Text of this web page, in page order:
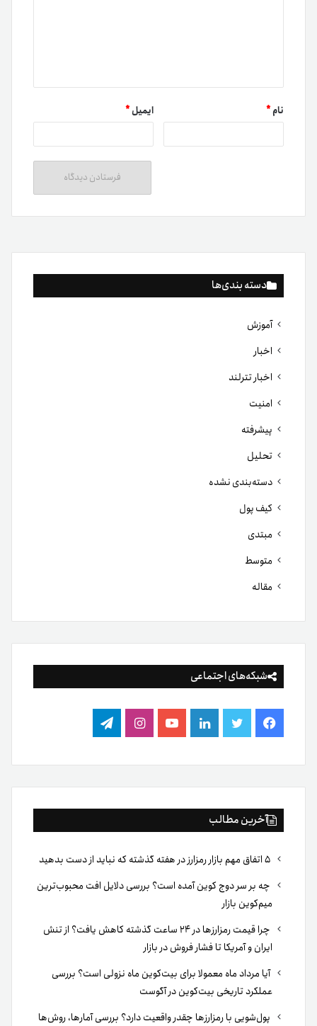
دسته بندی‌ها
آموزش
اخبار
اخبار تترلند
امنیت
پیشرفته
تحلیل
دسته‌بندی نشده
کیف پول
مبتدی
متوسط
مقاله
شبکه‌های اجتماعی
فیس
بوک
توییتر لینکدینیوتیوباینستاگرام
تلگرام
آخرین مطالب
چه بر سر دوج کوین آمده است؟ بررسی دلایل افت محبوب‌ترین
میم‌کوین بازار
چرا قیمت رمزارزها در ۲۴ ساعت گذشته کاهش یافت؟ از تنش
ایران و آمریکا تا فشار فروش در بازار
آیا مرداد ماه معمولا برای بیت‌کوین ماه نزولی است؟ بررسی
عملکرد تاریخی بیت‌کوین در آگوست
پول‌شویی با رمزارزها چقدر واقعیت دارد؟ بررسی آمارها، روش‌ها
نام* ایمیل*